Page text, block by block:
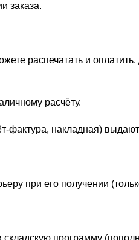
заказа.
распечатать и
расчёту.
фактура, накладная)
при его получении